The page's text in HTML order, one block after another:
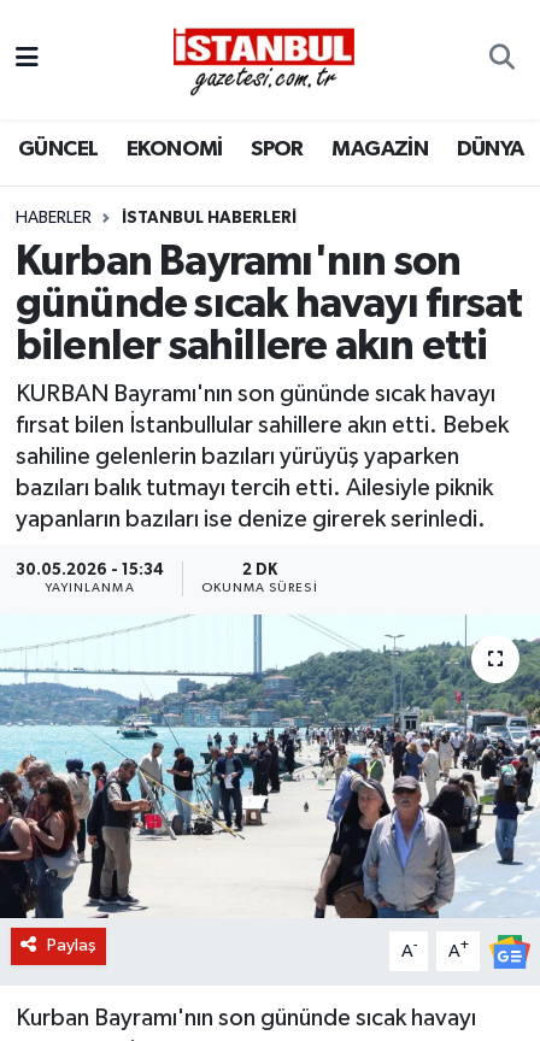
GÜNCEL EKONOMİ SPOR MAGAZİN DÜNYA
HABERLER İSTANBUL HABERLERI
Kurban Bayramı'nın son
gününde sıcak havayı fırsat
bilenler sahillere akın etti
KURBAN Bayramı'nın son gününde sıcak havayı
fırsat bilen İstanbullular sahillere akın etti. Bebek
sahiline gelenlerin bazıları yürüyüş yaparken
bazıları balık tutmayı tercih etti. Ailesiyle piknik
yapanların bazıları ise denize girerek serinledi.
30.05.2026 - 15:34
YAYINLANMA
2 DK
OKUNMA SÜRESI
Paylaş A- A+
Kurban Bayramı'nın son gününde sıcak havayı
EKONOMİ
İSTANBUL
DÜNYA
SPOR
MAGAZİN
KÜLTÜR SANAT
SAĞLIK
BİLİM VE TEKNOLOJİ
OTOMOBİL
KURUMSAL
Nöbetçi Eczaneler
Hava Durumu
Trafik Durumu
Süper Lig Puan Durumu ve Fikstür
Tüm Manşetler
Son Dakika Haberleri
Haber Arşivi